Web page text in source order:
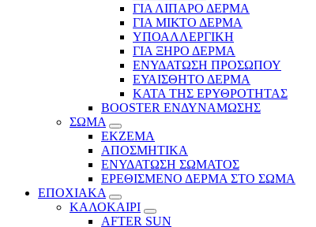
ΓΙΑ ΛΙΠΑΡΟ ΔΕΡΜΑ
ΓΙΑ ΜΙΚΤΟ ΔΕΡΜΑ
ΥΠΟΑΛΛΕΡΓΙΚΗ
ΓΙΑ ΞΗΡΟ ΔΕΡΜΑ
ΕΝΥΔΑΤΩΣΗ ΠΡΟΣΩΠΟΥ
ΕΥΑΙΣΘΗΤΟ ΔΕΡΜΑ
ΚΑΤΑ ΤΗΣ ΕΡΥΘΡΟΤΗΤΑΣ
BOOSTER ΕΝΔΥΝΑΜΩΣΗΣ
ΣΩΜΑ
ΕΚΖΕΜΑ
ΑΠΟΣΜΗΤΙΚΑ
ΕΝΥΔΑΤΩΣΗ ΣΩΜΑΤΟΣ
ΕΡΕΘΙΣΜΕΝΟ ΔΕΡΜΑ ΣΤΟ ΣΩΜΑ
ΕΠΟΧΙΑΚΑ
ΚΑΛΟΚΑΙΡΙ
AFTER SUN